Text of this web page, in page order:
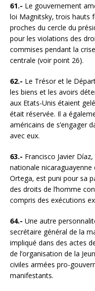
61.- Le gouvernement
loi Magnitsky, trois hauts
proches du cercle du
pour les violations des
commises pendant la
centrale (voir point 26).
62.- Le Trésor et le
les biens et les avoirs
aux Etats-Unis étaient
était réservée. Il a
américains de s’engager
avec eux.
63.- Francisco Javier
nationale
Ortega, est puni pour sa
des droits de l’homme
compris des exécutions
64.- Une autre
secrétaire général de la
impliqué dans des actes
de l’organisation de la
civiles armées pro-
manifestants.